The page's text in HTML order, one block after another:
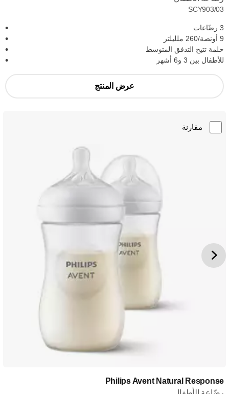
SCY903/03
3 رضّاعات
9 أونصة/260 ملليلتر
حلمة تتيح التدفق المتوسط
للأطفال بين 3 و6 أشهر
عرض المنتج
مقارنة
Philips Avent Natural Response